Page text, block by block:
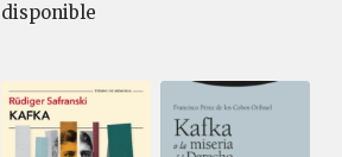
disponible